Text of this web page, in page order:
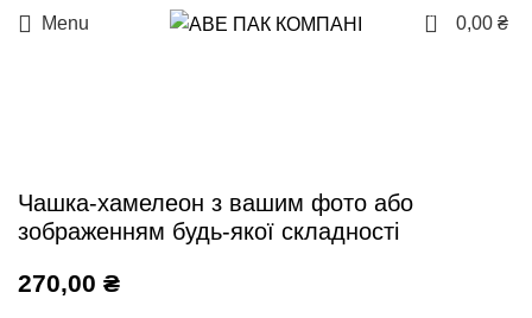
Menu 0 0,00 ₴
Чашка-хамелеон з вашим фото або
зображенням будь-якої складності
270,00 ₴